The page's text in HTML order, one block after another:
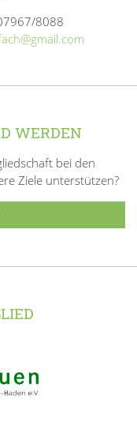
8088
WERDEN
bei den
Ziele unterstützen?